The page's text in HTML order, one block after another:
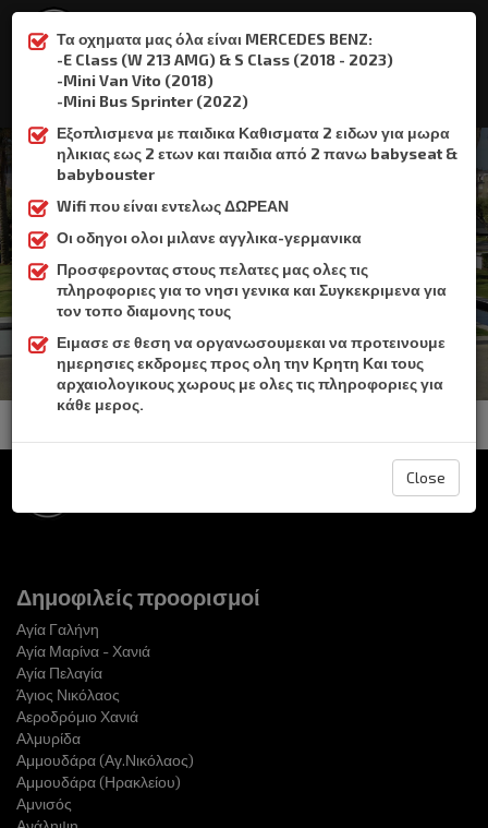
Τα οχηματα μας όλα είναι MERCEDES BENZ:
-E Class (W 213 AMG) & S Class (2018 - 2023)
-Mini Van Vito (2018)
-Mini Bus Sprinter (2022)
Εξοπλισμενα με παιδικα Καθισματα 2 ειδων για μωρα
ηλικιας εως 2 ετων και παιδια από 2 πανω babyseat &
babybouster
Wifi που είναι εντελως ΔΩΡΕΑΝ
Οι οδηγοι ολοι μιλανε αγγλικα-γερμανικα
Προσφεροντας στους πελατες μας ολες τις
πληροφοριες για το νησι γενικα και Συγκεκριμενα για
τον τοπο διαμονης τους
Ειμασε σε θεση να οργανωσουμεκαι να προτεινουμε
ημερησιες εκδρομες προς ολη την Κρητη Και τους
αρχαιολογικους χωρους με ολες τις πληροφοριες για
κάθε μερος.
Close
+306932337015
Χανιά - Λιμάνι
Home Χανιά - Λιμάνι
Δημοφιλείς προορισμοί
Αγία Γαλήνη
Αγία Μαρίνα - Χανιά
Αγία Πελαγία
Άγιος Νικόλαος
Αεροδρόμιο Χανιά
Αλμυρίδα
Αμμουδάρα (Αγ.Νικόλαος)
Αμμουδάρα (Ηρακλείου)
Αμνισός